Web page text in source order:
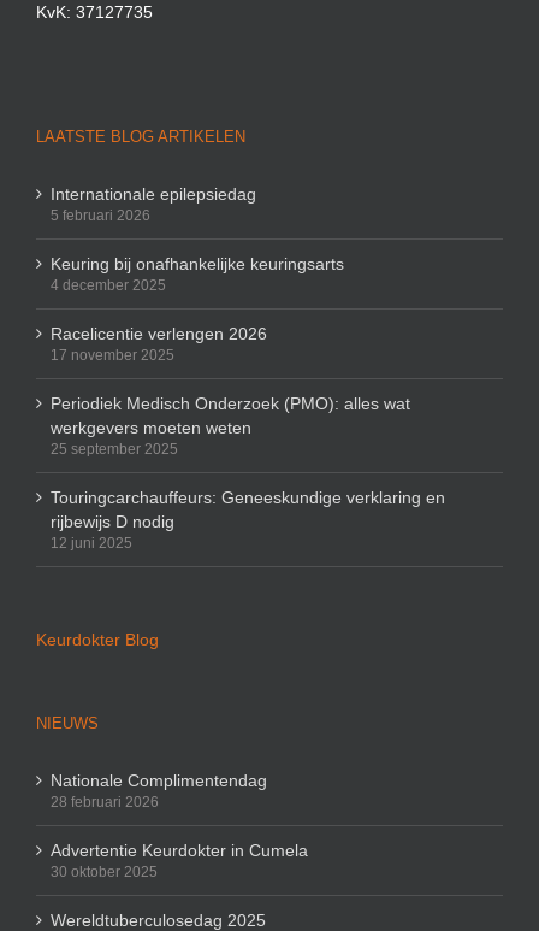
KvK: 37127735
LAATSTE BLOG ARTIKELEN
Internationale epilepsiedag
5 februari 2026
Keuring bij onafhankelijke keuringsarts
4 december 2025
Racelicentie verlengen 2026
17 november 2025
Periodiek Medisch Onderzoek (PMO): alles wat
werkgevers moeten weten
25 september 2025
Touringcarchauffeurs: Geneeskundige verklaring en
rijbewijs D nodig
12 juni 2025
Keurdokter Blog
NIEUWS
Nationale Complimentendag
28 februari 2026
Advertentie Keurdokter in Cumela
30 oktober 2025
Wereldtuberculosedag 2025